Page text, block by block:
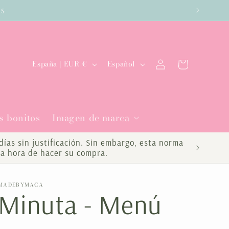
bonitos Imagen de marca
P
s
/
r
e
g
i
España | EUR €
o
m
a
Español
Iniciar
sesión
Carrito
sin justificación. Sin embargo, esta norma
hora de hacer su compra.
Minuta - Menú